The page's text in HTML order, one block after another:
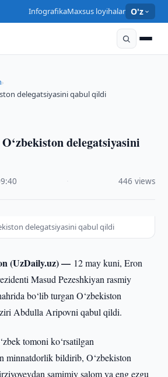
InfografikaMaxsus loyihalar O'z
›
delegatsiyasini qabul qildi
delegatsiyasini
446 views
delegatsiyasini qabul qildi
(UzDaily.uz) — 12 may kuni, Eron
Masud Pezeshkiyan rasmiy
bo‘lib turgan O‘zbekiston
Abdulla Aripovni qabul qildi.
tomoni ko‘rsatilgan
minnatdorlik bildirib, O‘zbekiston
samimiy salom va eng ezgu